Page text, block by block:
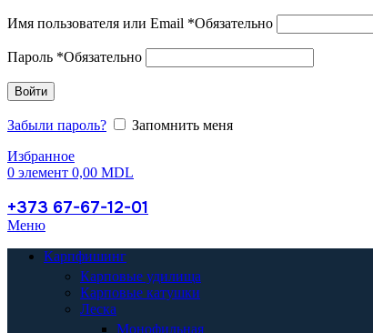
Имя пользователя или Email *Обязательно
Пароль *Обязательно
Войти
Забыли пароль?
Запомнить меня
Избранное
0 элемент 0,00 MDL
+373 67-67-12-01
Меню
Карпфишинг
Карповые удилища
Карповые катушки
Леска
Монофильная